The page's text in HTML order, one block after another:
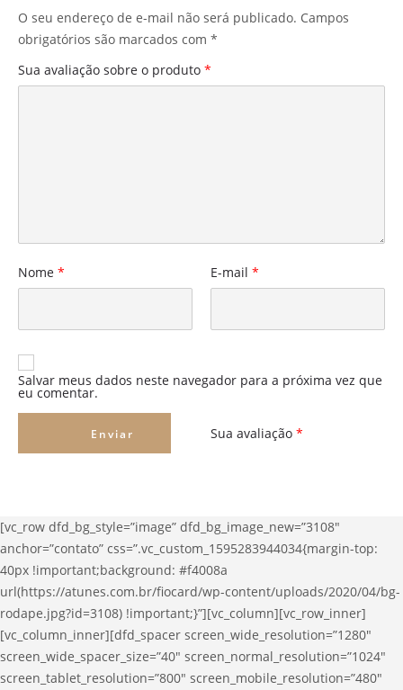
O seu endereço de e-mail não será publicado. Campos
obrigatórios são marcados com *
Sua avaliação *
Sua avaliação sobre o produto *
Nome * E-mail *
Salvar meus dados neste navegador para a próxima vez que
eu comentar.
[vc_row dfd_bg_style=”image” dfd_bg_image_new=”3108″
anchor=”contato” css=”.vc_custom_1595283944034{margin-top:
40px !important;background: #f4008a
url(https://atunes.com.br/fiocard/wp-content/uploads/2020/04/bg-
rodape.jpg?id=3108) !important;}”][vc_column][vc_row_inner]
[vc_column_inner][dfd_spacer screen_wide_resolution=”1280″
screen_wide_spacer_size=”40″ screen_normal_resolution=”1024″
screen_tablet_resolution=”800″ screen_mobile_resolution=”480″